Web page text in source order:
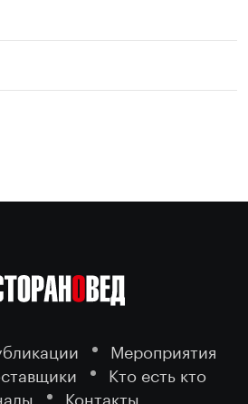
Мероприятия
Кто есть кто
Контакты